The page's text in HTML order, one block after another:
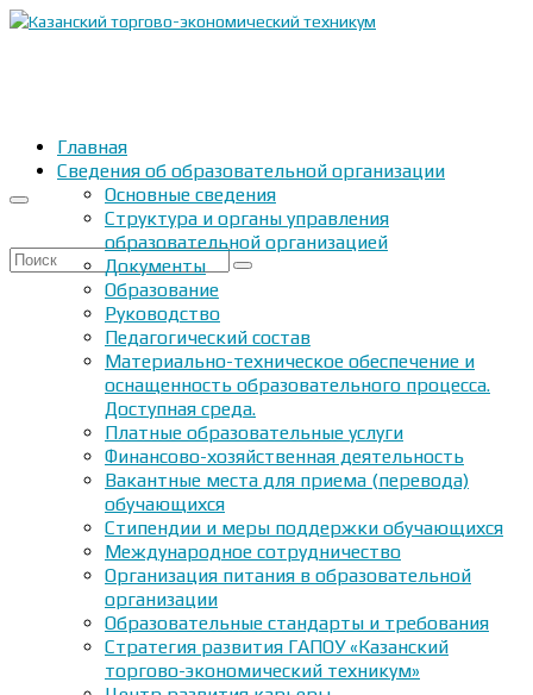
Искать:
Главная
Сведения об образовательной организации
Основные сведения
Структура и органы управления
образовательной организацией
Документы
Образование
Руководство
Педагогический состав
Материально-техническое обеспечение и
оснащенность образовательного процесса.
Доступная среда.
Платные образовательные услуги
Финансово-хозяйственная деятельность
Вакантные места для приема (перевода)
обучающихся
Стипендии и меры поддержки обучающихся
Международное сотрудничество
Организация питания в образовательной
организации
Образовательные стандарты и требования
Стратегия развития ГАПОУ «Казанский
торгово-экономический техникум»